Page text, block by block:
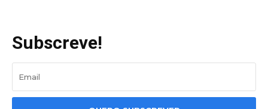
Subscreve!